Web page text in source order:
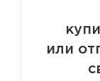
или